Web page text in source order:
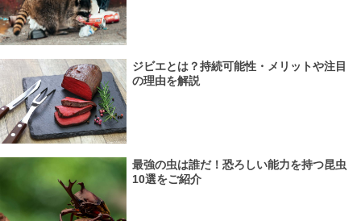
ジビエとは？持続可能性・メリットや注目
の理由を解説
最強の虫は誰だ！恐ろしい能力を持つ昆虫
10選をご紹介